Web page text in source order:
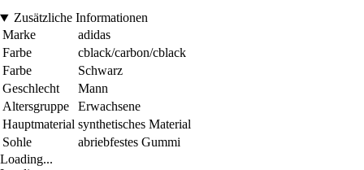
Zusätzliche Informationen
Marke
adidas
Farbe
cblack/carbon/cblack
Farbe
Schwarz
Geschlecht
Mann
Altersgruppe
Erwachsene
Hauptmaterial synthetisches Material
Sohle
abriebfestes Gummi
Loading...